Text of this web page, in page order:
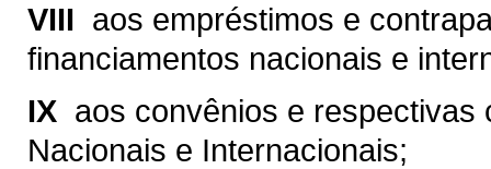
VIII  aos empréstimos e
financiamentos nacionais e
IX  aos convênios e respectivas
Nacionais e Internacionais;